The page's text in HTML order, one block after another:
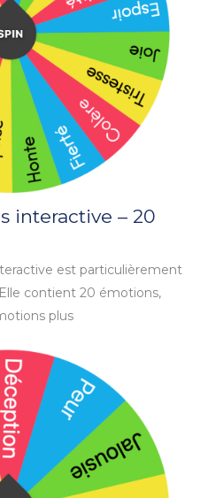
interactive – 20
est particulièrement
contient 20 émotions,
plus